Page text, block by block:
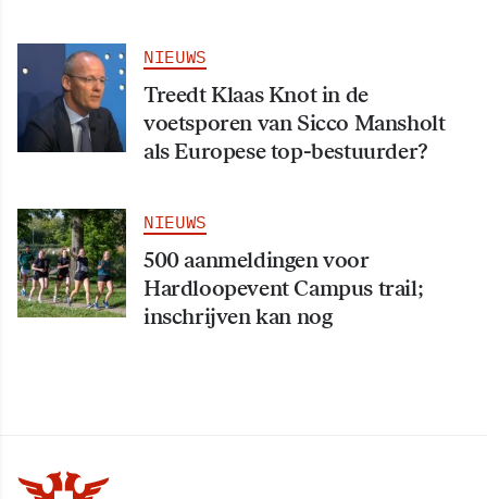
NIEUWS
Treedt Klaas Knot in de
voetsporen van Sicco Mansholt
als Europese top-bestuurder?
NIEUWS
500 aanmeldingen voor
Hardloopevent Campus trail;
inschrijven kan nog